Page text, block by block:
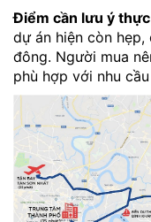
Điểm cần lưu ý
dự án hiện còn
đông. Người mua
phù hợp với nhu